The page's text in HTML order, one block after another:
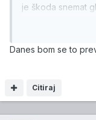
je škoda snemat
in na tla garaže
toplim motorjem,
majhen pretok za
liter na mesec, se
približno ena
Danes bom se to
Citiraj